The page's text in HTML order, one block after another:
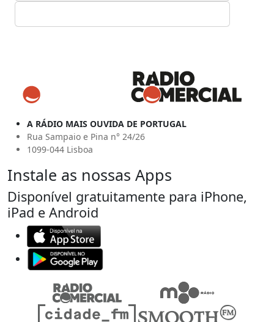
A RÁDIO MAIS OUVIDA DE PORTUGAL
Rua Sampaio e Pina n° 24/26
1099-044 Lisboa
Instale as nossas Apps
Disponível gratuitamente para iPhone,
iPad e Android